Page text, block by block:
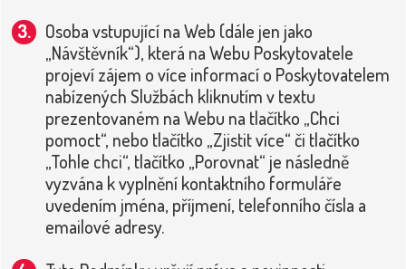
Osoba vstupující na Web (dále jen jako
„Návštěvník“), která na Webu Poskytovatele
projeví zájem o více informací o Poskytovatelem
nabízených Službách kliknutím v textu
prezentovaném na Webu na tlačítko „Chci
pomoct“, nebo tlačítko „Zjistit více“ či tlačítko
„Tohle chci“, tlačítko „Porovnat“ je následně
vyzvána k vyplnění kontaktního formuláře
uvedením jména, příjmení, telefonního čísla a
emailové adresy.